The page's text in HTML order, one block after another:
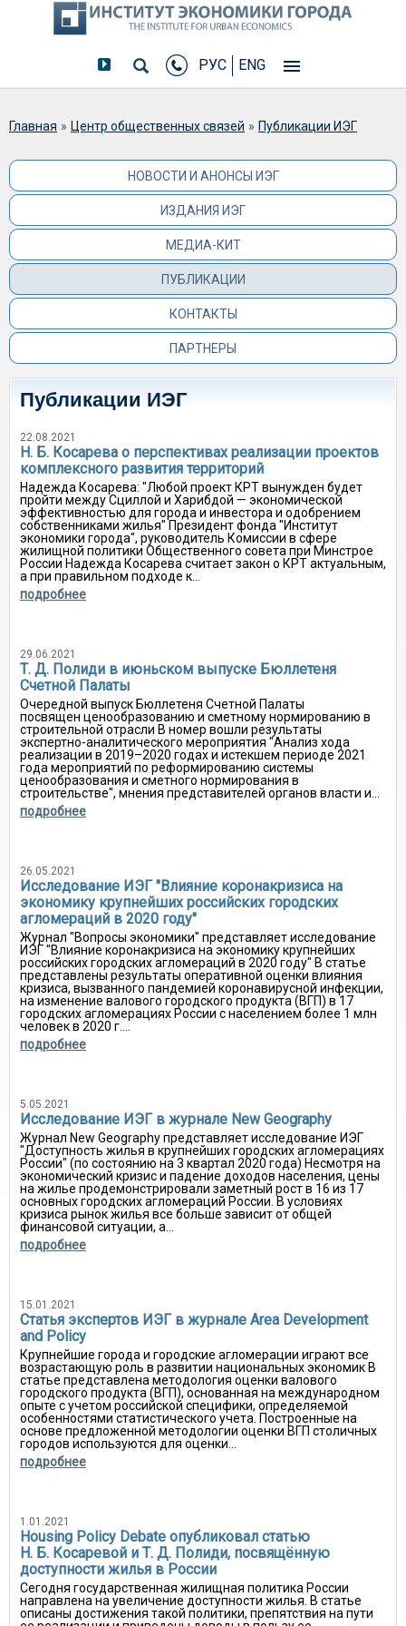
РУС ENG
Вы здесь
Главная » Центр общественных связей » Публикации ИЭГ
НОВОСТИ И АНОНСЫ ИЭГ
ИЗДАНИЯ ИЭГ
МЕДИА-КИТ
ПУБЛИКАЦИИ
КОНТАКТЫ
ПАРТНЕРЫ
Публикации ИЭГ
22.08.2021
Н. Б. Косарева о перспективах реализации проектов
комплексного развития территорий
Надежда Косарева: "Любой проект КРТ вынужден будет
пройти между Сциллой и Харибдой — экономической
эффективностью для города и инвестора и одобрением
собственниками жилья" Президент фонда "Институт
экономики города", руководитель Комиссии в сфере
жилищной политики Общественного совета при Минстрое
России Надежда Косарева считает закон о КРТ актуальным,
а при правильном подходе к...
подробнее
29.06.2021
Т. Д. Полиди в июньском выпуске Бюллетеня
Счетной Палаты
Очередной выпуск Бюллетеня Счетной Палаты
посвящен ценообразованию и сметному нормированию в
строительной отрасли В номер вошли результаты
экспертно-аналитического мероприятия "Анализ хода
реализации в 2019–2020 годах и истекшем периоде 2021
года мероприятий по реформированию системы
ценообразования и сметного нормирования в
строительстве", мнения представителей органов власти и...
подробнее
26.05.2021
Исследование ИЭГ "Влияние коронакризиса на
экономику крупнейших российских городских
агломераций в 2020 году"
Журнал "Вопросы экономики" представляет исследование
ИЭГ "Влияние коронакризиса на экономику крупнейших
российских городских агломераций в 2020 году" В статье
представлены результаты оперативной оценки влияния
кризиса, вызванного пандемией коронавирусной инфекции,
на изменение валового городского продукта (ВГП) в 17
городских агломерациях России с населением более 1 млн
человек в 2020 г....
подробнее
5.05.2021
Исследование ИЭГ в журнале New Geography
Журнал New Geography представляет исследование ИЭГ
"Доступность жилья в крупнейших городских агломерациях
России" (по состоянию на 3 квартал 2020 года) Несмотря на
экономический кризис и падение доходов населения, цены
на жилье продемонстрировали заметный рост в 16 из 17
основных городских агломераций России. В условиях
кризиса рынок жилья все больше зависит от общей
финансовой ситуации, а...
подробнее
15.01.2021
Статья экспертов ИЭГ в журнале Area Development
and Policy
Крупнейшие города и городские агломерации играют все
возрастающую роль в развитии национальных экономик В
статье представлена методология оценки валового
городского продукта (ВГП), основанная на международном
опыте с учетом российской специфики, определяемой
особенностями статистического учета. Построенные на
основе предложенной методологии оценки ВГП столичных
городов используются для оценки...
подробнее
1.01.2021
Housing Policy Debate опубликовал статью
Н. Б. Косаревой и Т. Д. Полиди, посвящённую
доступности жилья в России
Сегодня государственная жилищная политика России
направлена на увеличение доступности жилья. В статье
описаны достижения такой политики, препятствия на пути